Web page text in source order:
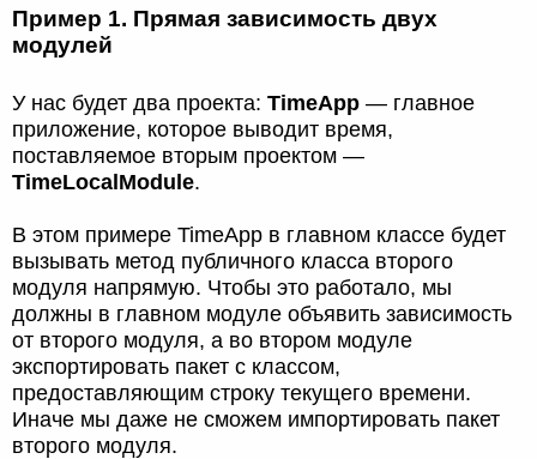
Пример 1. Прямая зависимость двух
модулей
У нас будет два проекта: TimeApp — главное
приложение, которое выводит время,
поставляемое вторым проектом —
TimeLocalModule.
В этом примере TimeApp в главном классе будет
вызывать метод публичного класса второго
модуля напрямую. Чтобы это работало, мы
должны в главном модуле объявить зависимость
от второго модуля, а во втором модуле
экспортировать пакет с классом,
предоставляющим строку текущего времени.
Иначе мы даже не сможем импортировать пакет
второго модуля.